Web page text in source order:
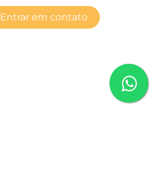
Entrar em contato